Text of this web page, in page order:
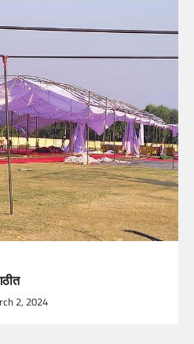
2, 2024